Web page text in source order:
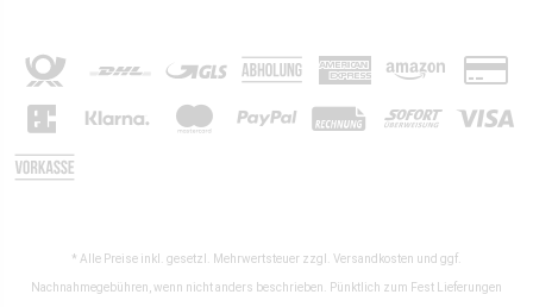
* Alle Preise inkl. gesetzl. Mehrwertsteuer zzgl. Versandkosten und ggf.
Nachnahmegebühren, wenn nicht anders beschrieben. Pünktlich zum Fest Lieferungen